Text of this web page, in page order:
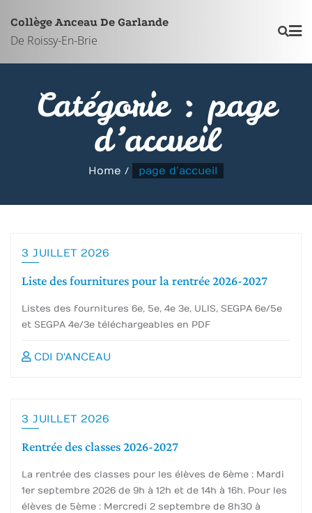
to
content
Collège Anceau De Garlande
De Roissy-En-Brie
Catégorie :page
d’accueil
Home page d’accueil
3 JUILLET 2026
Liste des fournitures pour la rentrée 2026-2027
Listes des fournitures 6e, 5e, 4e 3e, ULIS, SEGPA 6e/5e
et SEGPA 4e/3e téléchargeables en PDF
CDI D'ANCEAU
3 JUILLET 2026
Rentrée des classes 2026-2027
La rentrée des classes pour les élèves de 6ème : Mardi
1er septembre 2026 de 9h à 12h et de 14h à 16h. Pour les
élèves de 5ème : Mercredi 2 septembre de 8h30 à